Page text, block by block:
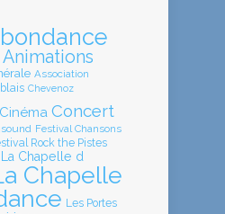
Animations
Association
Chevenoz
Cinéma Concert
Festival Chansons
Rock the Pistes
La Chapelle d
Chapelle
Les Portes